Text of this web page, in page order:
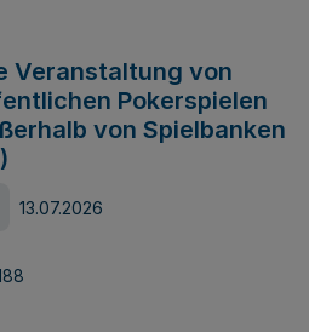
Veranstaltung von
Pokerspielen
von Spielbanken
13.07.2026